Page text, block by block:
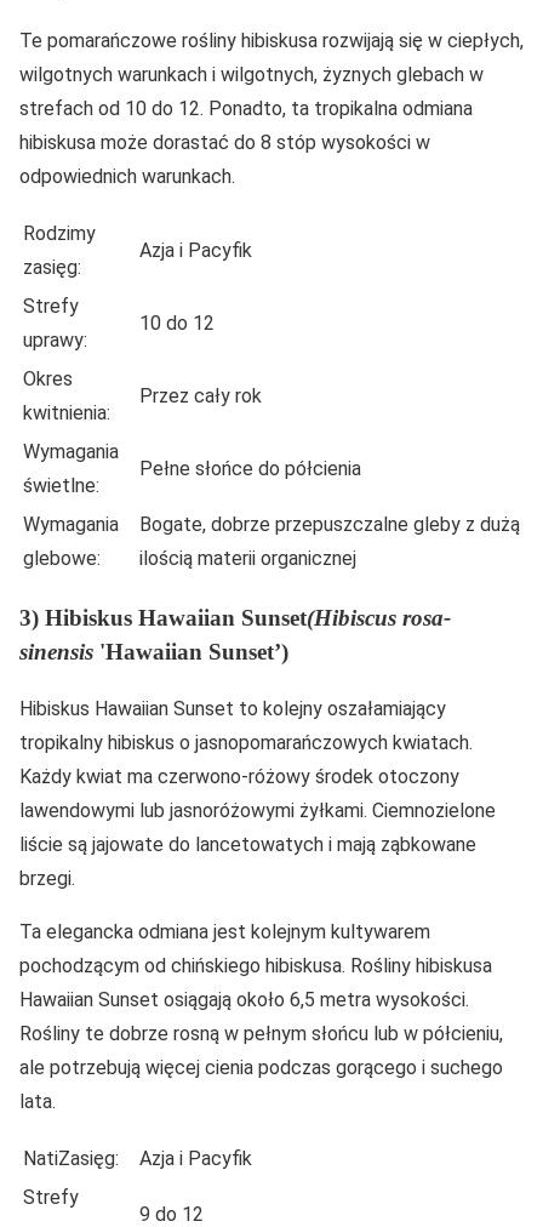
Te pomarańczowe rośliny hibiskusa rozwijają się w ciepłych,
wilgotnych warunkach i wilgotnych, żyznych glebach w
strefach od 10 do 12. Ponadto, ta tropikalna odmiana
hibiskusa może dorastać do 8 stóp wysokości w
odpowiednich warunkach.
Rodzimy
zasięg:
Azja i Pacyfik
Strefy
uprawy:
10 do 12
Okres
kwitnienia:
Przez cały rok
Wymagania
świetlne:
Pełne słońce do półcienia
Wymagania
glebowe:
Bogate, dobrze przepuszczalne gleby z dużą
ilością materii organicznej
3) Hibiskus Hawaiian Sunset(Hibiscus rosa-
sinensis 'Hawaiian Sunset’)
Hibiskus Hawaiian Sunset to kolejny oszałamiający
tropikalny hibiskus o jasnopomarańczowych kwiatach.
Każdy kwiat ma czerwono-różowy środek otoczony
lawendowymi lub jasnoróżowymi żyłkami. Ciemnozielone
liście są jajowate do lancetowatych i mają ząbkowane
brzegi.
Ta elegancka odmiana jest kolejnym kultywarem
pochodzącym od chińskiego hibiskusa. Rośliny hibiskusa
Hawaiian Sunset osiągają około 6,5 metra wysokości.
Rośliny te dobrze rosną w pełnym słońcu lub w półcieniu,
ale potrzebują więcej cienia podczas gorącego i suchego
lata.
NatiZasięg:
Azja i Pacyfik
Strefy
9 do 12